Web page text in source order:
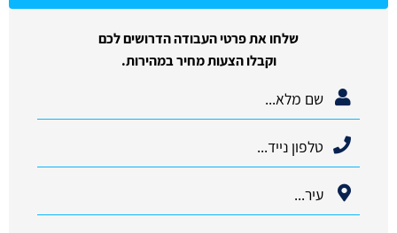
שלחו את פרטי העבודה הדרושים לכם
וקבלו הצעות מחיר במהירות.